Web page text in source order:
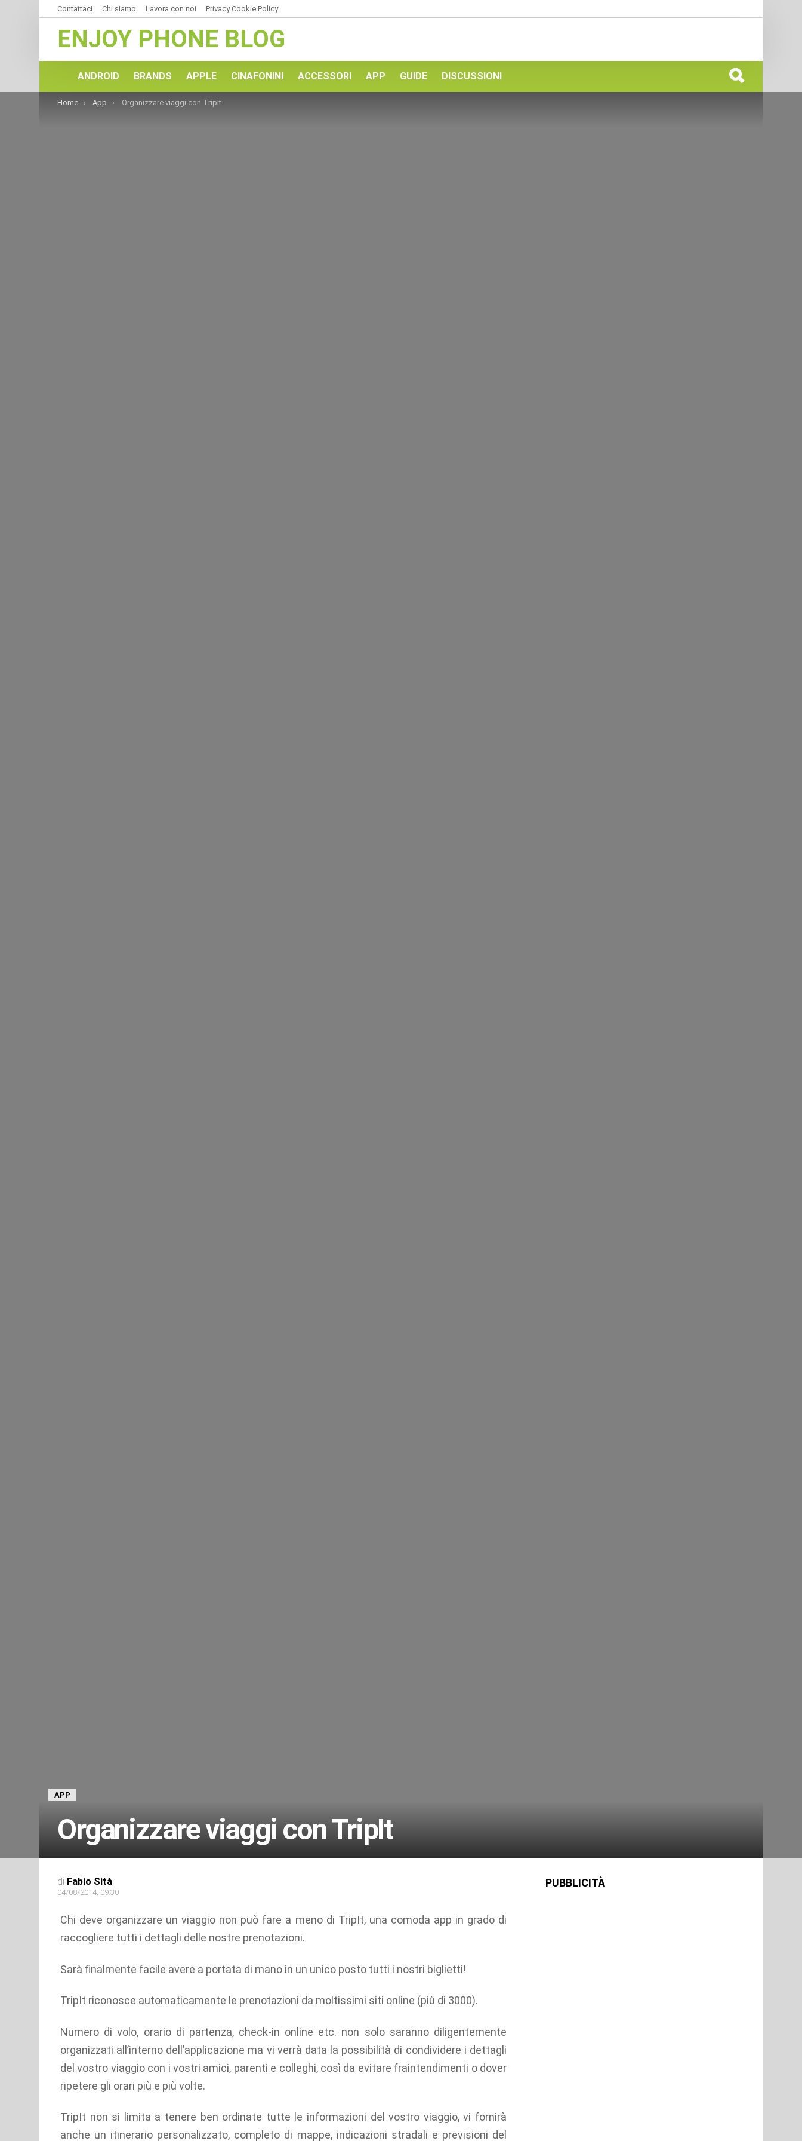
Contattaci Chi siamo Lavora con noi Privacy Cookie Policy
ENJOY PHONE BLOG
ANDROID BRANDS APPLE CINAFONINI ACCESSORI APP GUIDE DISCUSSIONI
You are here:
Home App Organizzare viaggi con TripIt
APP
Organizzare viaggi con TripIt
di Fabio Sità
04/08/2014, 09:30
Chi deve organizzare un viaggio non può fare a meno di TripIt, una comoda app in grado di
raccogliere tutti i dettagli delle nostre prenotazioni.
Sarà finalmente facile avere a portata di mano in un unico posto tutti i nostri biglietti!
TripIt riconosce automaticamente le prenotazioni da moltissimi siti online (più di 3000).
Numero di volo, orario di partenza, check-in online etc. non solo saranno diligentemente
organizzati all’interno dell’applicazione ma vi verrà data la possibilità di condividere i dettagli
del vostro viaggio con i vostri amici, parenti e colleghi, così da evitare fraintendimenti o dover
ripetere gli orari più e più volte.
TripIt non si limita a tenere ben ordinate tutte le informazioni del vostro viaggio, vi fornirà
anche un itinerario personalizzato, completo di mappe, indicazioni stradali e previsioni del
PUBBLICITÀ